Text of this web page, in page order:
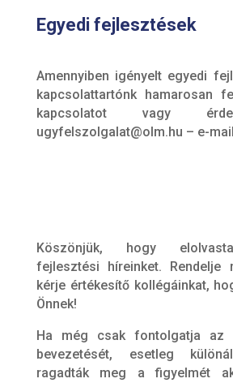
Egyedi fejlesztések
Amennyiben igényelt egyedi
kapcsolattartónk hamarosan
kapcsolatot vagy
ugyfelszolgalat@olm.hu – e-
Köszönjük, hogy
fejlesztési híreinket. Rendelje
kérje értékesítő kollégáinkat,
Önnek!
Ha még csak fontolgatja az
bevezetését, esetleg
ragadták meg a figyelmét